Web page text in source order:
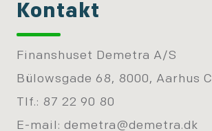
Kontakt
Finanshuset Demetra A/S
Bülowsgade 68, 8000, Aarhus C
Tlf.: 87 22 90 80
E-mail: demetra@demetra.dk